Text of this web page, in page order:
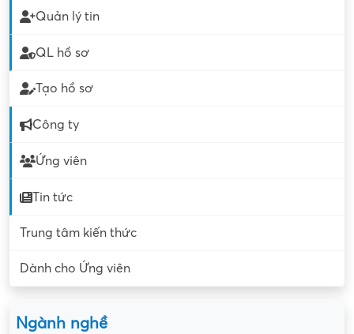
Quản lý tin
QL hồ sơ
Tạo hồ sơ
Công ty
Ứng viên
Tin tức
Trung tâm kiến thức
Dành cho Ứng viên
Ngành nghề